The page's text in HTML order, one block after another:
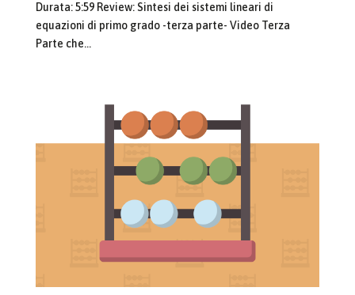
Durata: 5:59 Review: Sintesi dei sistemi lineari di
equazioni di primo grado -terza parte- Video Terza
Parte che...